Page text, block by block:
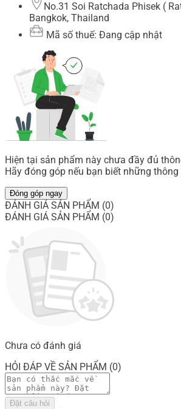
No.31 Soi Ratchada Phisek (
Bangkok, Thailand
Mã số thuế: Đang cập nhật
Hiện tại sản phẩm này chưa đầy đủ
Hãy đóng góp nếu bạn biết những
Đóng góp ngay
ĐÁNH GIÁ SẢN PHẨM (0)
ĐÁNH GIÁ SẢN PHẨM (0)
Chưa có đánh giá
HỎI ĐÁP VỀ SẢN PHẨM (0)
Đặt câu hỏi